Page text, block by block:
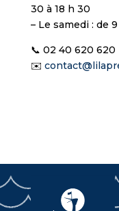
30 à 18 h 30
– Le samedi : de
📞 02 40 620 620
✉️